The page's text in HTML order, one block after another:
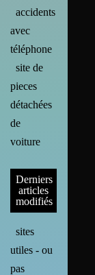
accidents
avec
téléphone
site de
pieces
détachées
de
voiture
Derniers
articles
modifiés
sites
utiles - ou
pas